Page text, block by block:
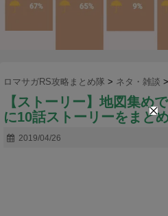
ロマサガRS攻略まとめ隊 > ネタ・雑談 >
【ストーリー】地図集め
に10話ストーリーをまと
2019/04/26